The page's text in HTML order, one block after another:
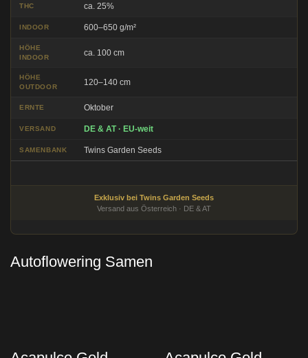
THC ca. 25%
INDOOR 600–650 g/m²
HÖHE
INDOOR
ca. 100 cm
HÖHE
OUTDOOR
120–140 cm
ERNTE Oktober
VERSAND DE & AT · EU-weit
SAMENBANK Twins Garden Seeds
Exklusiv bei Twins Garden Seeds
Versand aus Österreich · DE & AT
Autoflowering Samen